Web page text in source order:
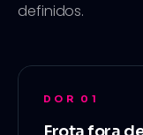
definidos.
DOR 01